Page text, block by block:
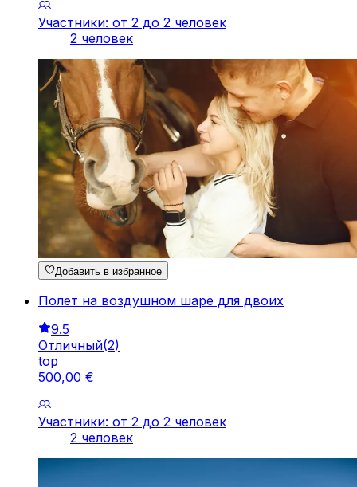
Участники: от 2 до 2 человек
2 человек
Добавить в избранное
Полет на воздушном шаре для двоих
9.5
Отличный(2)
top
500,00 €
Участники: от 2 до 2 человек
2 человек